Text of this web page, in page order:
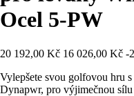
Ocel 5-PW
20 192,00 Kč 16 026,00 Kč -
Vylepšete svou golfovou hru
Dynapwr, pro výjimečnou sílu